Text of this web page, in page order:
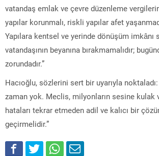
vatandaş emlak ve çevre düzenleme
yapılar korunmalı, riskli yapılar afet
Yapılara kentsel ve yerinde dönüşüm imkânı
vatandaşının beyanına bırakmamalıdır;
zorundadır.”
Hacıoğlu, sözlerini sert bir uyarıyla
zaman yok. Meclis, milyonların sesine kulak
hataları tekrar etmeden adil ve kalıcı bir
geçirmelidir.”